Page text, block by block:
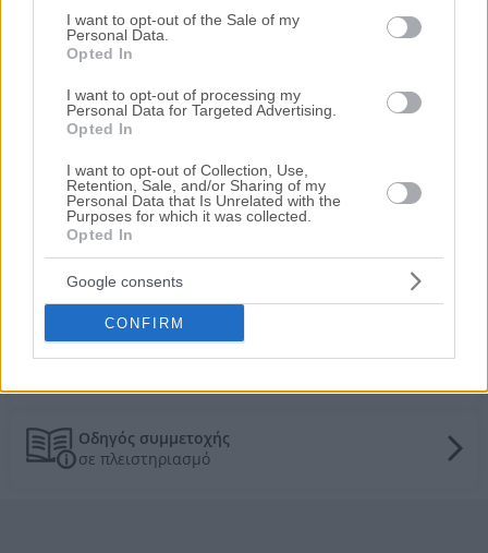
use your data for below specified purposes in below Google
consent section.
I want to opt-out of the Sale of my
Personal Data.
Opted In
I want to opt-out of processing my
Personal Data for Targeted Advertising.
Opted In
I want to opt-out of Collection, Use,
Retention, Sale, and/or Sharing of my
Personal Data that Is Unrelated with the
Purposes for which it was collected.
Opted In
Google consents
CONFIRM
Σάμου
Εμμανουήλ Σοφούλη, Βαθύ Σάμου, Νομός
Πρώτη Προσφορά:98.000€
Τιμές πώλησης/ενοικίασης κατοικιών στην
τοπική αγορά
Τα πάντα για τους πλειστηριασμούς
Γενικές πληροφορίες
Οδηγός συμμετοχής
σε πλειστηριασμό